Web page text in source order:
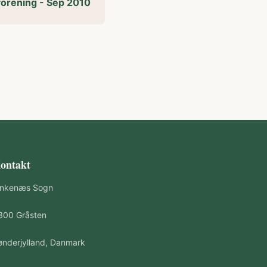
- Sep 2010
Sogn
Gråsten
Danmark